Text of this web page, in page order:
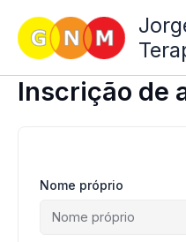
content
Inscrição de
Nome próprio